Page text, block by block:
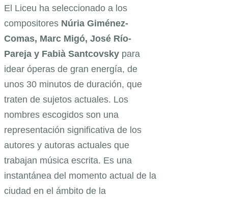
El Liceu ha seleccionado a los
compositores Núria Giménez-
Comas, Marc Migó, José Río-
Pareja y Fabià Santcovsky para
idear óperas de gran energía, de
unos 30 minutos de duración, que
traten de sujetos actuales. Los
nombres escogidos son una
representación significativa de los
autores y autoras actuales que
trabajan música escrita. Es una
instantánea del momento actual de la
ciudad en el ámbito de la